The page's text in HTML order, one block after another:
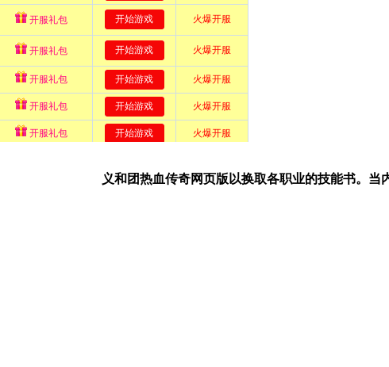
义和团热血传奇网页版以换取各职业的技能书。当